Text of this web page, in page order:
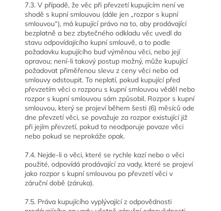
7.3. V případě, že věc při převzetí kupujícím není ve
shodě s kupní smlouvou (dále jen „rozpor s kupní
smlouvou“), má kupující právo na to, aby prodávající
bezplatně a bez zbytečného odkladu věc uvedl do
stavu odpovídajícího kupní smlouvě, a to podle
požadavku kupujícího buď výměnou věci, nebo její
opravou; není-li takový postup možný, může kupující
požadovat přiměřenou slevu z ceny věci nebo od
smlouvy odstoupit. To neplatí, pokud kupující před
převzetím věci o rozporu s kupní smlouvou věděl nebo
rozpor s kupní smlouvou sám způsobil. Rozpor s kupní
smlouvou, který se projeví během šesti (6) měsíců ode
dne převzetí věci, se považuje za rozpor existující již
při jejím převzetí, pokud to neodporuje povaze věci
nebo pokud se neprokáže opak.
7.4. Nejde-li o věci, které se rychle kazí nebo o věci
použité, odpovídá prodávající za vady, které se projeví
jako rozpor s kupní smlouvou po převzetí věci v
záruční době (záruka).
7.5. Práva kupujícího vyplývající z odpovědnosti